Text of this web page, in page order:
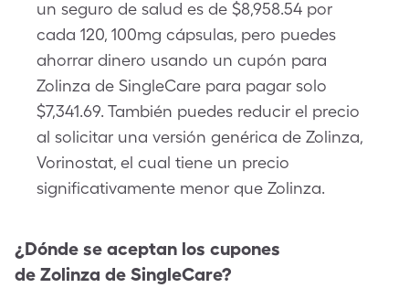
un seguro de salud es de $8,958.54 por
cada 120, 100mg cápsulas, pero puedes
ahorrar dinero usando un cupón para
Zolinza de SingleCare para pagar solo
$7,341.69. También puedes reducir el precio
al solicitar una versión genérica de Zolinza,
Vorinostat, el cual tiene un precio
significativamente menor que Zolinza.
¿Dónde se aceptan los cupones
de Zolinza de SingleCare?